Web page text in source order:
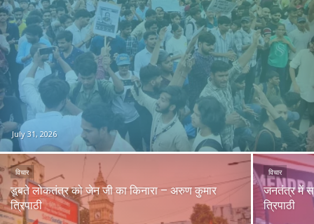
July 31, 2026
विचार
डूबते लोकतंत्र को जेन जी का किनारा – अरुण कुमार
त्रिपाठी
विचार
जनतंत्र में
त्रिपाठी